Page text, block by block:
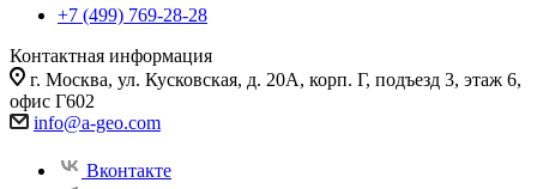
+7 (499) 769-28-28
Контактная информация
г. Москва, ул. Кусковская, д. 20А, корп. Г, подъезд 3, этаж 6,
офис Г602
info@a-geo.com
Вконтакте